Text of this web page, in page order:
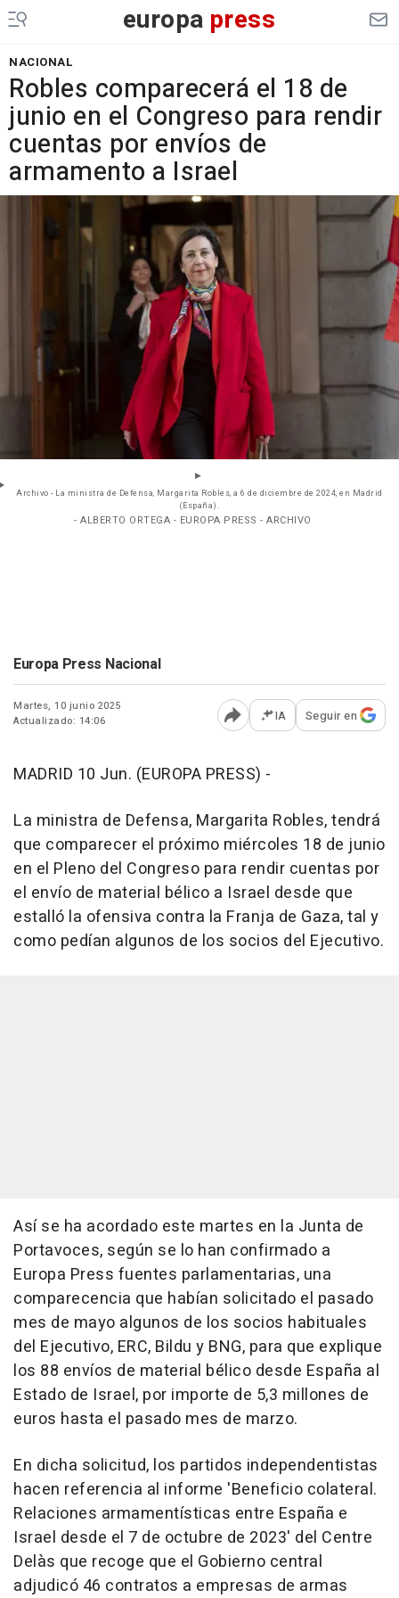
europa press
NACIONAL
Robles comparecerá el 18 de
junio en el Congreso para rendir
cuentas por envíos de
armamento a Israel
Archivo - La ministra de Defensa, Margarita Robles, a 6 de diciembre de 2024, en Madrid
(España).
- ALBERTO ORTEGA - EUROPA PRESS - ARCHIVO
Europa Press Nacional
Martes, 10 junio 2025
Actualizado: 14:06
Abrir opciones para
IA Seguir en
MADRID 10 Jun. (EUROPA PRESS) -
La ministra de Defensa, Margarita Robles, tendrá
que comparecer el próximo miércoles 18 de junio
en el Pleno del Congreso para rendir cuentas por
el envío de material bélico a Israel desde que
estalló la ofensiva contra la Franja de Gaza, tal y
como pedían algunos de los socios del Ejecutivo.
Así se ha acordado este martes en la Junta de
Portavoces, según se lo han confirmado a
Europa Press fuentes parlamentarias, una
comparecencia que habían solicitado el pasado
mes de mayo algunos de los socios habituales
del Ejecutivo, ERC, Bildu y BNG, para que explique
los 88 envíos de material bélico desde España al
Estado de Israel, por importe de 5,3 millones de
euros hasta el pasado mes de marzo.
En dicha solicitud, los partidos independentistas
hacen referencia al informe 'Beneficio colateral.
Relaciones armamentísticas entre España e
Israel desde el 7 de octubre de 2023' del Centre
Delàs que recoge que el Gobierno central
adjudicó 46 contratos a empresas de armas